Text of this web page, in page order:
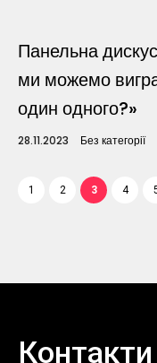
Панельна
ми можемо
один одного?»
28.11.2023 Без категорії
1 2 3 4
Контакти